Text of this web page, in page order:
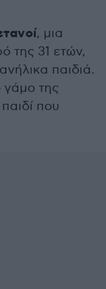
, μια
της 31 ετών,
παιδιά.
της
που